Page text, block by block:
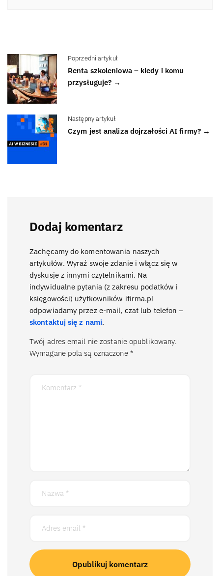
Poprzedni artykuł
Renta szkoleniowa – kiedy i komu
przysługuje? →
Następny artykuł
Czym jest analiza dojrzałości AI firmy? →
Dodaj komentarz
Zachęcamy do komentowania naszych
artykułów. Wyraź swoje zdanie i włącz się w
dyskusje z innymi czytelnikami. Na
indywidualne pytania (z zakresu podatków i
księgowości) użytkowników ifirma.pl
odpowiadamy przez e-mail, czat lub telefon –
skontaktuj się z nami.
Twój adres email nie zostanie opublikowany.
Wymagane pola są oznaczone *